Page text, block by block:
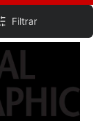
Filtrar